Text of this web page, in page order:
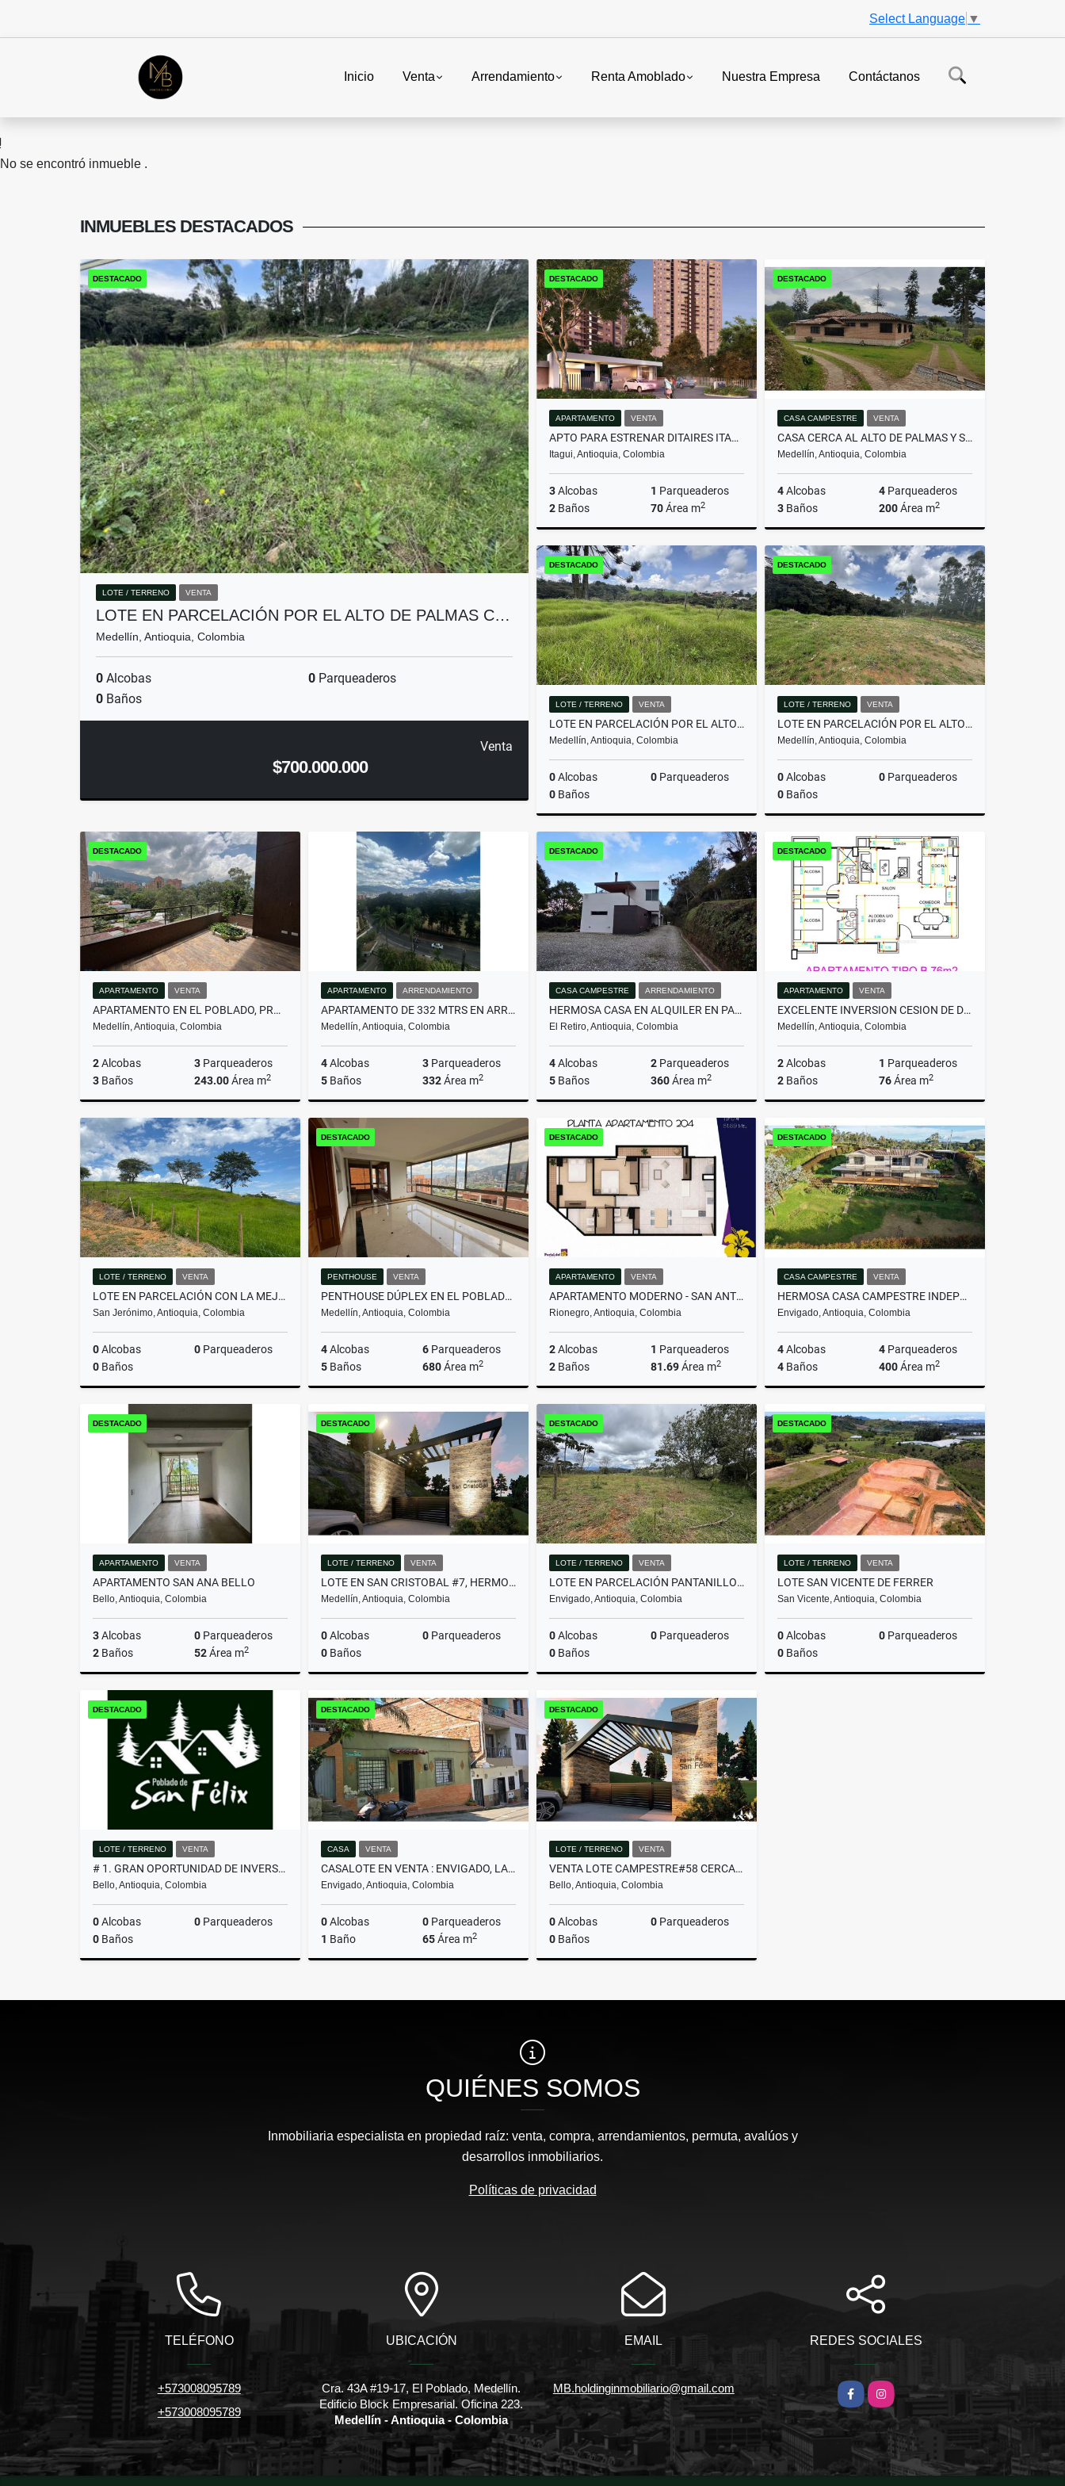
Select Language ▼
Inicio Venta Arrendamiento Renta Amoblado Nuestra Empresa Contáctanos
No se encontró inmueble .
INMUEBLES DESTACADOS
DESTACADO
LOTE / TERRENO VENTA
LOTE EN PARCELACIÓN POR EL ALTO DE PALMAS C…
Medellín, Antioquia, Colombia
0 Alcobas 0 Parqueaderos
0 Baños
Venta
$700.000.000
DESTACADO
APARTAMENTO VENTA
APTO PARA ESTRENAR DITAIRES ITAGUI
Itagui, Antioquia, Colombia
3Alcobas 1 Parqueaderos
2 Baños 70Área m2
Venta
$550.000.000
DESTACADO
CASA CAMPESTRE VENTA
CASA CERCA AL ALTO DE PALMAS Y SANTA ELENA
Medellín, Antioquia, Colombia
4Alcobas 4 Parqueaderos
3 Baños 200Área m2
Venta
$1.200.000.000
DESTACADO
LOTE / TERRENO VENTA
LOTE EN PARCELACIÓN POR EL ALTO DE PALMAS CON LICENCIA
Medellín, Antioquia, Colombia
0Alcobas 0 Parqueaderos
0 Baños
Venta
$600.000.000
DESTACADO
LOTE / TERRENO VENTA
LOTE EN PARCELACIÓN POR EL ALTO DE PALMAS CON LICENCIA
Medellín, Antioquia, Colombia
0Alcobas 0 Parqueaderos
0 Baños
Venta
$800.000.000
DESTACADO
APARTAMENTO VENTA
APARTAMENTO EN EL POBLADO, PROYECTO NUEVO PARA DIS...(MLS#259674)
Medellín, Antioquia, Colombia
2Alcobas 3 Parqueaderos
3 Baños 243.00Área m2
Venta
$2.650.000.000
APARTAMENTO ARRENDAMIENTO
APARTAMENTO DE 332 MTRS EN ARRIENDO EN EL POBLADO, MEDELLÍN
Medellín, Antioquia, Colombia
4Alcobas 3 Parqueaderos
5 Baños 332Área m2
DESTACADO
CASA CAMPESTRE ARRENDAMIENTO
HERMOSA CASA EN ALQUILER EN PARCELACIÓN CAMPESTRE EN EL RETIRO
El Retiro, Antioquia, Colombia
4Alcobas 2 Parqueaderos
5 Baños 360Área m2
Arrendamiento
DESTACADO
APARTAMENTO VENTA
EXCELENTE INVERSION CESION DE DERECHOS ACABADO MODERNO -FLORESTA
Medellín, Antioquia, Colombia
2Alcobas 1 Parqueaderos
2 Baños 76Área m2
Venta
$607.200.000
LOTE / TERRENO VENTA
LOTE EN PARCELACIÓN CON LA MEJOR VISTA DEL SECTOR
San Jerónimo, Antioquia, Colombia
0Alcobas 0 Parqueaderos
0 Baños
$699.360.000
DESTACADO
PENTHOUSE VENTA
PENTHOUSE DÚPLEX EN EL POBLADO: VISTAS, ESPACIOS Y EXCLUSIVIDAD.
Medellín, Antioquia, Colombia
4Alcobas 6 Parqueaderos
5 Baños 680Área m2
Venta
$3.950.000.000
DESTACADO
APARTAMENTO VENTA
APARTAMENTO MODERNO - SAN ANTONIO DE PEREIRA
Rionegro, Antioquia, Colombia
2Alcobas 1 Parqueaderos
2 Baños 81.69Área m2
Venta
$580.000.000
DESTACADO
CASA CAMPESTRE VENTA
HERMOSA CASA CAMPESTRE INDEPENDIENTE EN EL ALTO DE LAS PALMAS
Envigado, Antioquia, Colombia
4Alcobas 4 Parqueaderos
4 Baños 400Área m2
Venta
$2.800.000.000
DESTACADO
APARTAMENTO VENTA
APARTAMENTO SAN ANA BELLO
Bello, Antioquia, Colombia
3Alcobas 0 Parqueaderos
2 Baños 52Área m2
$280.000.000.000
DESTACADO
LOTE / TERRENO VENTA
LOTE EN SAN CRISTOBAL #7, HERMOSA VISTA PANORAMICA EN PARCELACION
Medellín, Antioquia, Colombia
0Alcobas 0 Parqueaderos
0 Baños
Venta
$357.480.000
DESTACADO
LOTE / TERRENO VENTA
LOTE EN PARCELACIÓN PANTANILLO ENVIGADO ALTOS DE LA MANUELA
Envigado, Antioquia, Colombia
0Alcobas 0 Parqueaderos
0 Baños
Venta
$2.000.000.000
DESTACADO
LOTE / TERRENO VENTA
LOTE SAN VICENTE DE FERRER
San Vicente, Antioquia, Colombia
0Alcobas 0 Parqueaderos
0 Baños
DESTACADO
LOTE / TERRENO VENTA
# 1. GRAN OPORTUNIDAD DE INVERSIÓN, LOTE EN VENTA EN SAN FÉLIX
Bello, Antioquia, Colombia
0Alcobas 0 Parqueaderos
0 Baños
$260.000.000
DESTACADO
CASA VENTA
CASALOTE EN VENTA : ENVIGADO, LA SEBASTIANA
Envigado, Antioquia, Colombia
0Alcobas 0 Parqueaderos
1 Baño 65Área m2
$430.000.000
DESTACADO
LOTE / TERRENO VENTA
VENTA LOTE CAMPESTRE#58 CERCA A MEDELLÍN, VISTA PANORÁMICA SIN PEAJE
Bello, Antioquia, Colombia
0Alcobas 0 Parqueaderos
0 Baños
$382.480.000
QUIÉNES SOMOS
Inmobiliaria especialista en propiedad raíz: venta, compra, arrendamientos, permuta, avalúos y
desarrollos inmobiliarios.
Políticas de privacidad
TELÉFONO
+573008095789
+573008095789
UBICACIÓN
Cra. 43A #19-17, El Poblado, Medellín.
Edificio Block Empresarial. Oficina 223.
Medellín - Antioquia - Colombia
EMAIL
MB.holdinginmobiliario@gmail.com
REDES SOCIALES
FacebookInstagram